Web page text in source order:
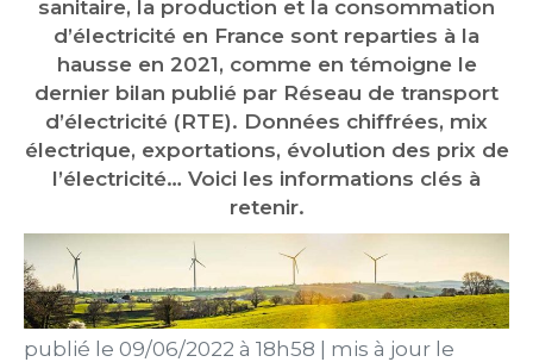
sanitaire, la production et la consommation
d’électricité en France sont reparties à la
hausse en 2021, comme en témoigne le
dernier bilan publié par Réseau de transport
d’électricité (RTE). Données chiffrées, mix
électrique, exportations, évolution des prix de
l’électricité… Voici les informations clés à
retenir.
publié le 09/06/2022 à 18h58
mis à jour le